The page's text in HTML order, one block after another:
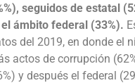
seguidos de estatal
ámbito federal (33%).
del 2019, en donde el
actos de corrupción
y después el federal